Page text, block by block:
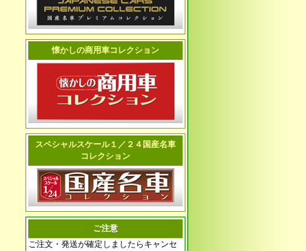
懐かしの商用車コレクション
スペシャルスケール１／２４国産名車
コレクション
ご注意
ご注文・発送が確定しましたらキャンセ